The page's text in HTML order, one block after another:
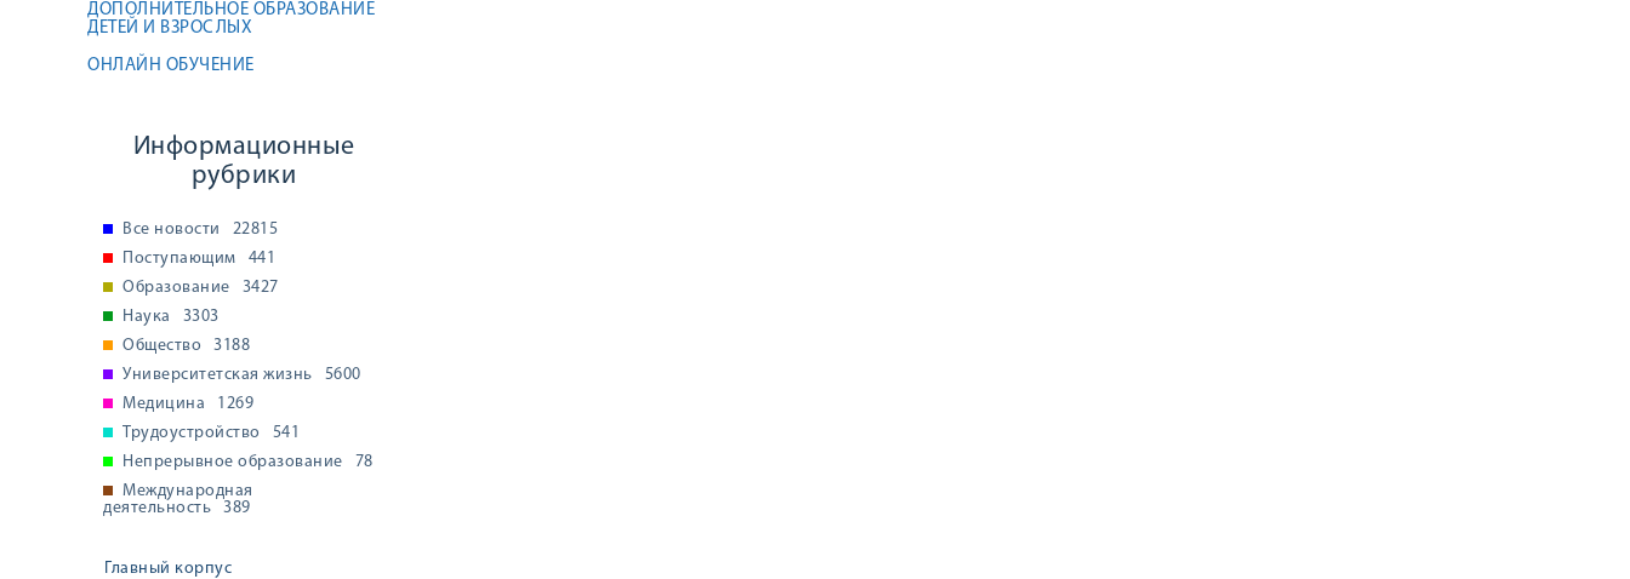
ДОПОЛНИТЕЛЬНОЕ ОБРАЗОВАНИЕ
ДЕТЕЙ И ВЗРОСЛЫХ
ОНЛАЙН ОБУЧЕНИЕ
Информационные
рубрики
Все новости
22815
Поступающим
441
Образование
3427
Наука
3303
Общество
3188
Университетская жизнь
5600
Медицина
1269
Трудоустройство
541
Непрерывное образование
78
Международная
деятельность
389
Главный корпус